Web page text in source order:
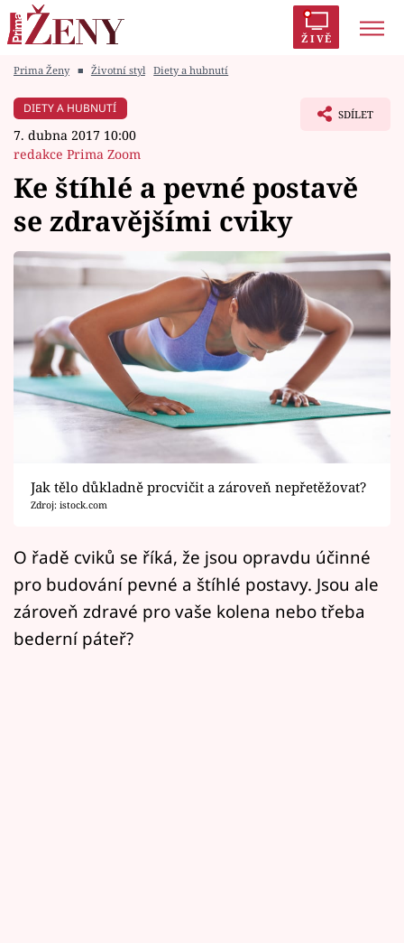
ŽIVĚ
Módní alarm
Zrádci
Témata
Celebrity
Vztahy
Seriály
Horoskopy
Filmový festival Karlovy Vary
Mámy sobě
Přihlášení
Prima Ženy ■ Životní styl Diety a hubnutí
DIETY A HUBNUTÍ
7. dubna 2017 10:00
redakce Prima Zoom
SDÍLET
Ke štíhlé a pevné postavě
se zdravějšími cviky
Jak tělo důkladně procvičit a zároveň nepřetěžovat?
Zdroj: istock.com
O řadě cviků se říká, že jsou opravdu účinné
pro budování pevné a štíhlé postavy. Jsou ale
zároveň zdravé pro vaše kolena nebo třeba
bederní páteř?